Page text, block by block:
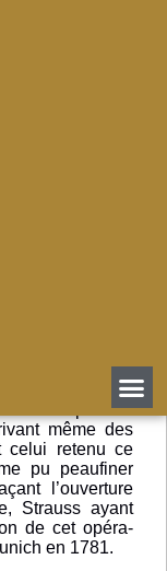
d’incongru.
s’avère
production
Mais cela ne
atemporelle.
même des
celui retenu ce
pu peaufiner
l’ouverture
Strauss ayant
de cet opéra-
en 1781.